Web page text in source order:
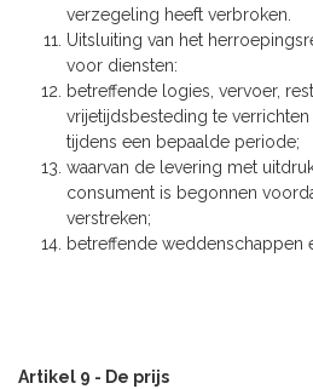
verzegeling heeft verbroken.
Uitsluiting van het
voor diensten:
betreffende logies, vervoer,
vrijetijdsbesteding te
tijdens een bepaalde periode;
waarvan de levering met
consument is begonnen
verstreken;
betreffende weddenschappen
Artikel 9 - De prijs